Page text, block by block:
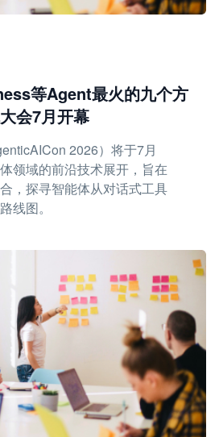
等Agent最火的九个方
会7月开幕
2026）将于7月
领域的前沿技术展开，旨在
，探寻智能体从对话式工具
线图。